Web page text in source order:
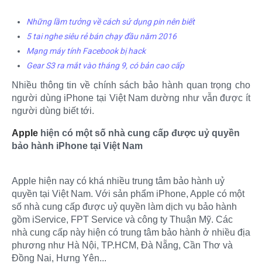
Những lầm tưởng về cách sử dụng pin nên biết
5 tai nghe siêu rẻ bán chạy đầu năm 2016
Mạng máy tính Facebook bị hack
Gear S3 ra mắt vào tháng 9, có bản cao cấp
Nhiều thông tin về chính sách bảo hành quan trọng cho
người dùng iPhone tại Việt Nam dường như vẫn được ít
người dùng biết tới.
Apple hiện có một số nhà cung cấp được uỷ quyền
bảo hành iPhone tại Việt Nam
Apple hiện nay có khá nhiều trung tâm bảo hành uỷ
quyền tại Việt Nam. Với sản phẩm iPhone, Apple có một
số nhà cung cấp được uỷ quyền làm dịch vụ bảo hành
gồm iService, FPT Service và công ty Thuận Mỹ. Các
nhà cung cấp này hiện có trung tâm bảo hành ở nhiều địa
phương như Hà Nội, TP.HCM, Đà Nẵng, Cần Thơ và
Đồng Nai, Hưng Yên...